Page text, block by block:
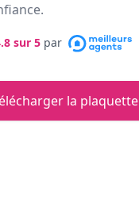
sur 5 par
la plaquette